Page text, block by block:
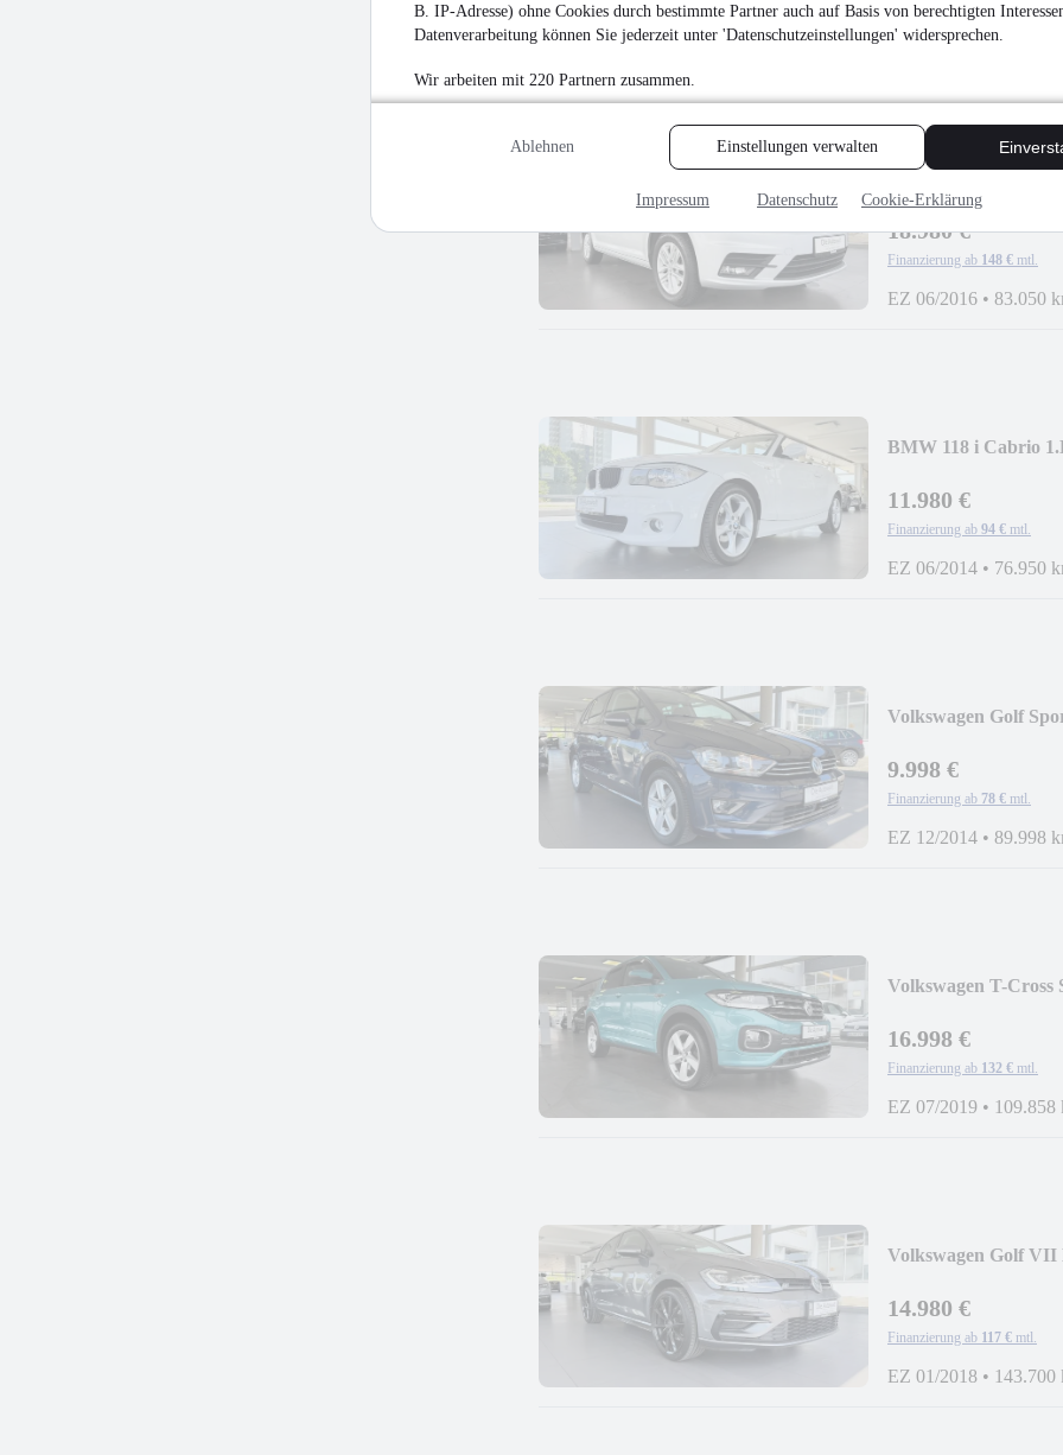
B. IP-Adresse) ohne Cookies durch bestimmte Partner auch auf Basis von berechtigten
Datenverarbeitung können Sie jederzeit unter 'Datenschutzeinstellungen' widersprechen.
Wir arbeiten mit 220 Partnern zusammen.
Ablehnen Einstellungen verwalten
Impressum Datenschutz Cookie-Erklärung
EZ 07/2014•95.100
Volkswagen Caddy
18.980 €
Finanzierung ab 148 € mtl.
EZ 06/2016 • 83.050
BMW 118 i Cabrio
11.980 €
Finanzierung ab 94 € mtl.
EZ 06/2014 • 76.950
Volkswagen Golf
9.998 €
Finanzierung ab 78 € mtl.
EZ 12/2014 • 89.998
Volkswagen T-
16.998 €
Finanzierung ab 132 € mtl.
EZ 07/2019 • 109.858
Volkswagen Golf
14.980 €
Finanzierung ab 117 € mtl.
EZ 01/2018 • 143.700